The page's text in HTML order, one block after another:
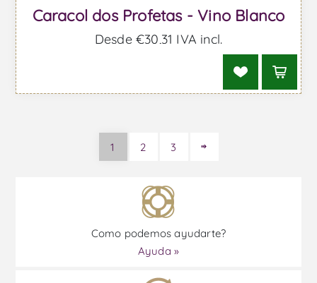
Caracol dos Profetas - Vino Blanco
Desde €30,31 IVA incl.
1 2 3
Como podemos ayudarte?
Ayuda »